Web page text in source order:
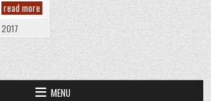
read more Quieres
Vender
Andrea
2017
MENU